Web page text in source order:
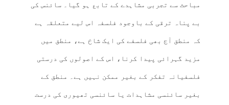
مباحث سے تجربی مشاہدے کے تابع ہو گیا۔ سائنس کی
بے پناہ ترقی کے باوجود فلسفہ اس لیے متعلقہ ہے
کہ منطق آج بھی فلسفے کی ایک شاخ ہے، منطق میں
مزید گہرائی پیدا کرنا، اس کے اصولوں کی درستی
فلسفیانہ تفکر کے بغیر ممکن نہیں ہے۔ منطق کے
بغیر سائنسی مشاہدات یا سائنسی تھیوری کی درست